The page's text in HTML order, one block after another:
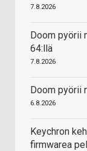
7.8.2026
Doom pyörii
64:llä
7.8.2026
Doom pyörii
6.8.2026
Keychron
firmwarea